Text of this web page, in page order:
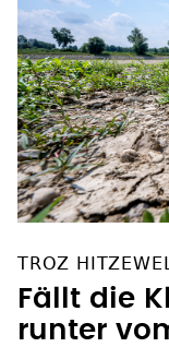
TROZ
Fällt die
runter